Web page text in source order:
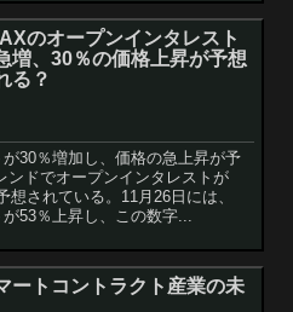
のオープンインタレスト
増、30％の価格上昇が予想
る？
30％増加し、価格の急上昇が予
ンドでオープンインタレストが
されている。11月26日には、
53％上昇し、この数字...
ートコントラクト産業の未